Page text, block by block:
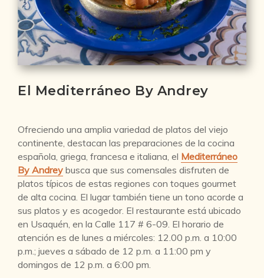
El Mediterráneo By Andrey
Ofreciendo una amplia variedad de platos del viejo
continente, destacan las preparaciones de la cocina
española, griega, francesa e italiana, el Mediterráneo
By Andrey busca que sus comensales disfruten de
platos típicos de estas regiones con toques gourmet
de alta cocina. El lugar también tiene un tono acorde a
sus platos y es acogedor. El restaurante está ubicado
en Usaquén, en la Calle 117 # 6-09. El horario de
atención es de lunes a miércoles: 12.00 p.m. a 10:00
p.m.; jueves a sábado de 12 p.m. a 11:00 pm y
domingos de 12 p.m. a 6:00 pm.